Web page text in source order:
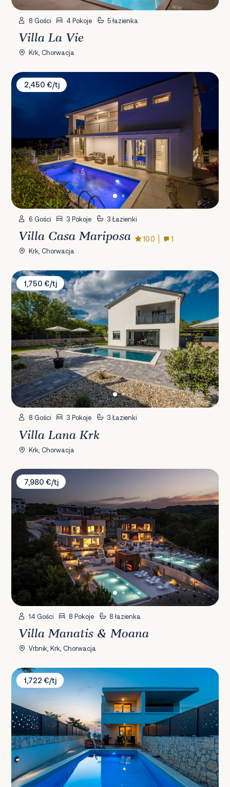
8 Gości 4 Pokoje 5 łazienka
Villa La Vie
Krk, Chorwacja
Villa Casa Mariposa
2,450 €/tj
6 Gości 3 Pokoje 3 Łazienki
Villa Casa Mariposa 10.0 1
Krk, Chorwacja
Villa Lana Krk
1,750 €/tj
8 Gości 3 Pokoje 3 Łazienki
Villa Lana Krk
Krk, Chorwacja
Villa Manatis & Moana
7,980 €/tj
14 Gości 8 Pokoje 8 łazienka
Villa Manatis & Moana
Vrbnik, Krk, Chorwacja
Villa Larus
1,722 €/tj